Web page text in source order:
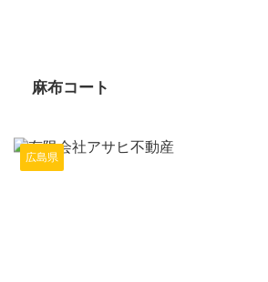
麻布コート
広島県